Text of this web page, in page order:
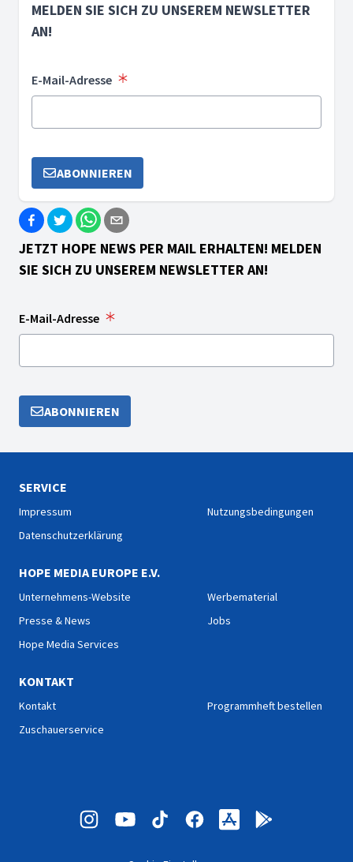
MELDEN SIE SICH ZU UNSEREM NEWSLETTER
AN!
E-Mail-Adresse
ABONNIEREN
JETZT HOPE NEWS PER MAIL ERHALTEN! MELDEN
SIE SICH ZU UNSEREM NEWSLETTER AN!
E-Mail-Adresse
ABONNIEREN
SERVICE
Impressum
Datenschutzerklärung
Nutzungsbedingungen
HOPE MEDIA EUROPE E.V.
Unternehmens-Website
Presse & News
Hope Media Services
Werbematerial
Jobs
KONTAKT
Kontakt
Zuschauerservice
Programmheft bestellen